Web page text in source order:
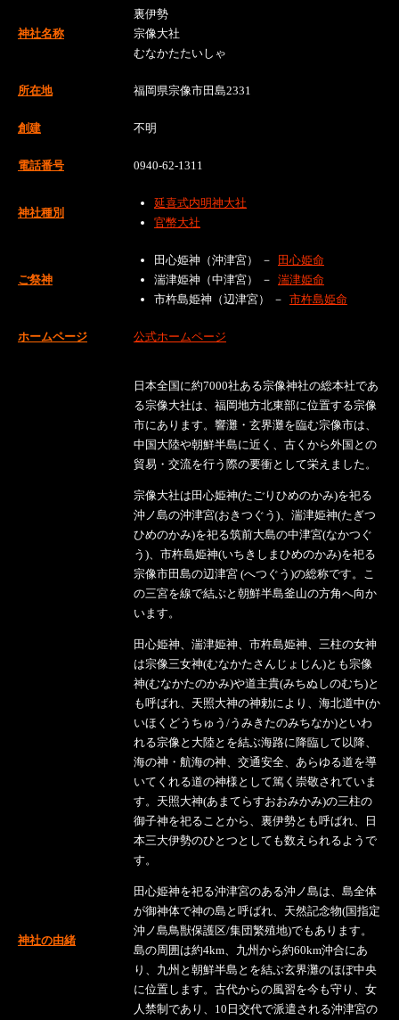
神社名称
裏伊勢
宗像大社
むなかたたいしゃ
所在地 福岡県宗像市田島2331
創建 不明
電話番号 0940-62-1311
神社種別
延喜式内明神大社
官幣大社
ご祭神
田心姫神（沖津宮） － 田心姫命
湍津姫神（中津宮） － 湍津姫命
市杵島姫神（辺津宮） － 市杵島姫命
ホームページ 公式ホームページ
神社の由緒
日本全国に約7000社ある宗像神社の総本社であ
る宗像大社は、福岡地方北東部に位置する宗像
市にあります。響灘・玄界灘を臨む宗像市は、
中国大陸や朝鮮半島に近く、古くから外国との
貿易・交流を行う際の要衝として栄えました。
宗像大社は田心姫神(たごりひめのかみ)を祀る
沖ノ島の沖津宮(おきつぐう)、湍津姫神(たぎつ
ひめのかみ)を祀る筑前大島の中津宮(なかつぐ
う)、市杵島姫神(いちきしまひめのかみ)を祀る
宗像市田島の辺津宮 (へつぐう)の総称です。こ
の三宮を線で結ぶと朝鮮半島釜山の方角へ向か
います。
田心姫神、湍津姫神、市杵島姫神、三柱の女神
は宗像三女神(むなかたさんじょじん)とも宗像
神(むなかたのかみ)や道主貴(みちぬしのむち)と
も呼ばれ、天照大神の神勅により、海北道中(か
いほくどうちゅう/うみきたのみちなか)といわ
れる宗像と大陸とを結ぶ海路に降臨して以降、
海の神・航海の神、交通安全、あらゆる道を導
いてくれる道の神様として篤く崇敬されていま
す。天照大神(あまてらすおおみかみ)の三柱の
御子神を祀ることから、裏伊勢とも呼ばれ、日
本三大伊勢のひとつとしても数えられるようで
す。
田心姫神を祀る沖津宮のある沖ノ島は、島全体
が御神体で神の島と呼ばれ、天然記念物(国指定
沖ノ島鳥獣保護区/集団繁殖地)でもあります。
島の周囲は約4km、九州から約60km沖合にあ
り、九州と朝鮮半島とを結ぶ玄界灘のほぼ中央
に位置します。古代からの風習を今も守り、女
人禁制であり、10日交代で派遣される沖津宮の